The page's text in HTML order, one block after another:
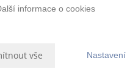
informace o cookies
vše Nastavení